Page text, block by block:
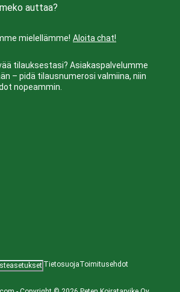
auttaa?
mielellämme! Aloita chat!
tilauksestasi? Asiakaspalvelumme
– pidä tilausnumerosi valmiina, niin
nopeammin.
TietosuojaToimitusehdot